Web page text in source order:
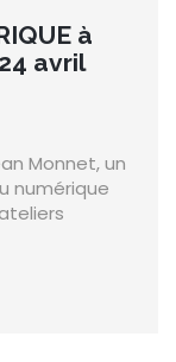
à
avril
Monnet, un
numérique